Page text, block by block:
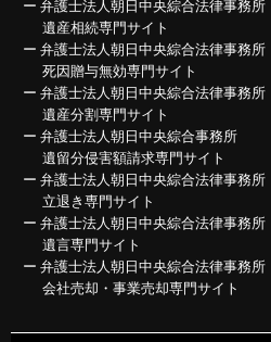
ー 弁護士法人朝日中央綜合法律事務所
遺産相続専門サイト
ー 弁護士法人朝日中央綜合法律事務所
死因贈与無効専門サイト
ー 弁護士法人朝日中央綜合法律事務所
遺産分割専門サイト
ー 弁護士法人朝日中央綜合事務所
遺留分侵害額請求専門サイト
ー 弁護士法人朝日中央綜合法律事務所
立退き専門サイト
ー 弁護士法人朝日中央綜合法律事務所
遺言専門サイト
ー 弁護士法人朝日中央綜合法律事務所
会社売却・事業売却専門サイト